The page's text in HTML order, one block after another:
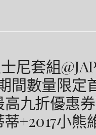
尼套組
間數量限定
九折優惠
+2017小熊